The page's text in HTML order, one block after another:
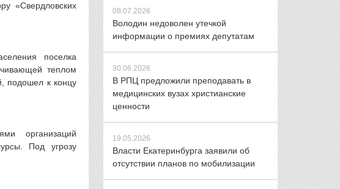
«Свердловских
поселка
теплом
подошел к концу
организаций
Под угрозу
08.07.2026
Володин недоволен утечкой
информации о премиях депутатам
30.06.2026
В РПЦ предложили преподавать в
медицинских вузах христианские
ценности
19.05.2026
Власти Екатеринбурга заявили об
отсутствии планов по мобилизации